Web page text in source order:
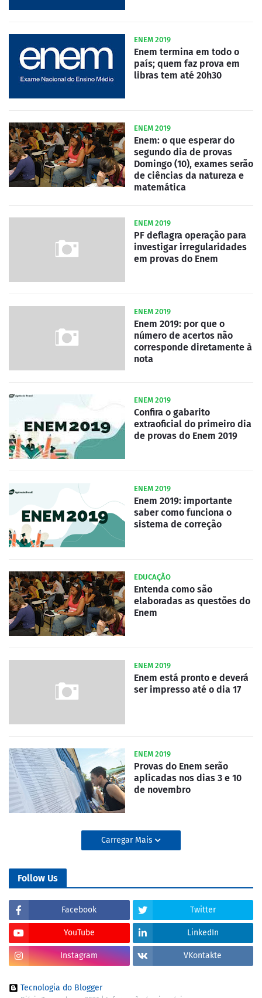
ENEM 2019
Enem termina em todo o
país; quem faz prova em
libras tem até 20h30
ENEM 2019
Enem: o que esperar do
segundo dia de provas
Domingo (10), exames serão
de ciências da natureza e
matemática
ENEM 2019
PF deflagra operação para
investigar irregularidades
em provas do Enem
ENEM 2019
Enem 2019: por que o
número de acertos não
corresponde diretamente à
nota
ENEM 2019
Confira o gabarito
extraoficial do primeiro dia
de provas do Enem 2019
ENEM 2019
Enem 2019: importante
saber como funciona o
sistema de correção
EDUCAÇÃO
Entenda como são
elaboradas as questões do
Enem
ENEM 2019
Enem está pronto e deverá
ser impresso até o dia 17
ENEM 2019
Provas do Enem serão
aplicadas nos dias 3 e 10
de novembro
Carregar Mais
Follow Us
Facebook Twitter
YouTube LinkedIn
Instagram VKontakte
Tecnologia do Blogger